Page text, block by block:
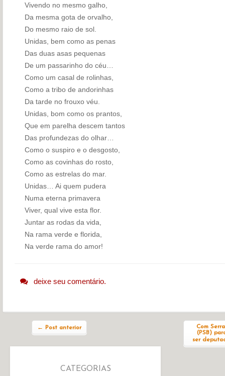
Vivendo no mesmo galho,
Da mesma gota de orvalho,
Do mesmo raio de sol.
Unidas, bem como as penas
Das duas asas pequenas
De um passarinho do céu…
Como um casal de rolinhas,
Como a tribo de andorinhas
Da tarde no frouxo véu.
Unidas, bom como os prantos,
Que em parelha descem tantos
Das profundezas do olhar…
Como o suspiro e o desgosto,
Como as covinhas do rosto,
Como as estrelas do mar.
Unidas… Ai quem pudera
Numa eterna primavera
Viver, qual vive esta flor.
Juntar as rodas da vida,
Na rama verde e florida,
Na verde rama do amor!
deixe seu comentário.
← Post anterior
Com
(PSB)
ser
CATEGORIAS